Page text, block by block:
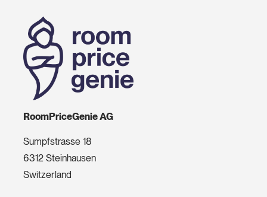
RoomPriceGenie AG
Sumpfstrasse 18
6312 Steinhausen
Switzerland